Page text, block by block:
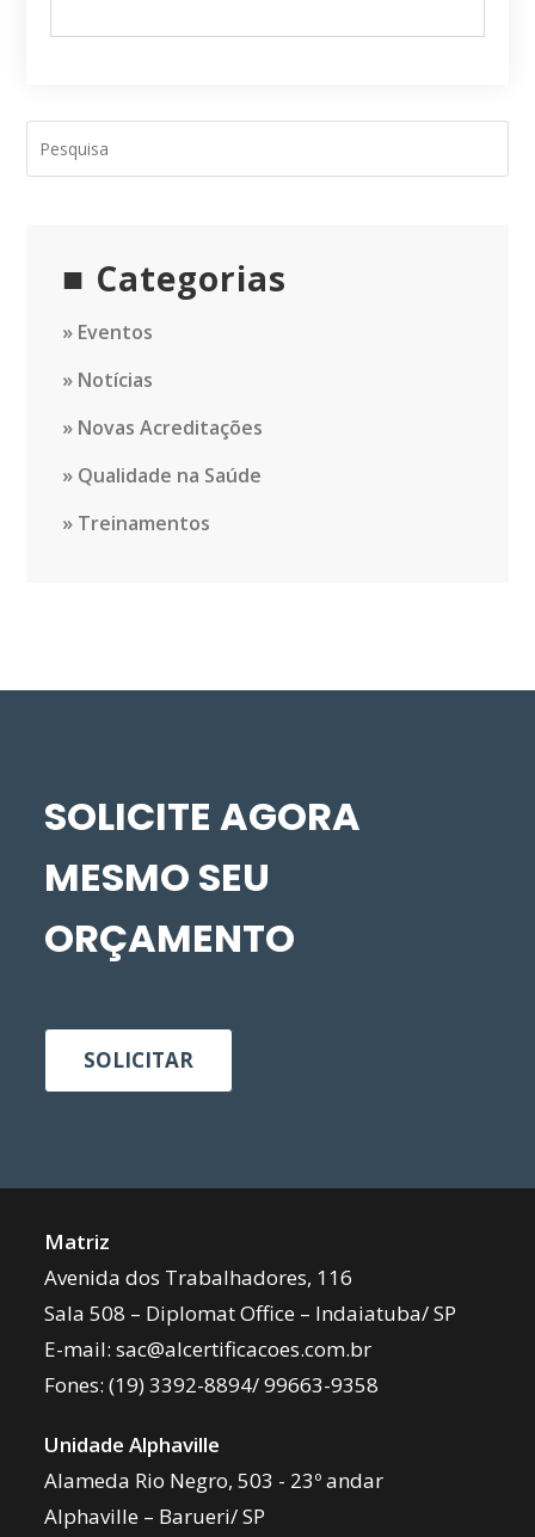
Categorias
Eventos
Notícias
Novas Acreditações
Qualidade na Saúde
Treinamentos
SOLICITE AGORA
MESMO SEU
ORÇAMENTO
SOLICITAR
Matriz
Avenida dos Trabalhadores, 116
Sala 508 – Diplomat Office – Indaiatuba/ SP
E-mail:sac@alcertificacoes.com.br
Fones:(19) 3392-8894/99663-9358
Unidade Alphaville
Alameda Rio Negro, 503 - 23º andar
Alphaville – Barueri/ SP